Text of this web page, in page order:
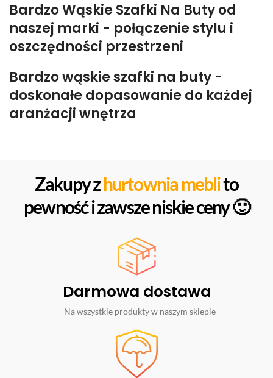
Bardzo Wąskie Szafki Na Buty od
naszej marki - połączenie stylu i
oszczędności przestrzeni
Bardzo wąskie szafki na buty -
doskonałe dopasowanie do każdej
aranżacji wnętrza
Zakupy zhurtownia meblito
pewność i zawsze niskie ceny 🙂
Darmowa dostawa
Na wszystkie produkty w naszym sklepie